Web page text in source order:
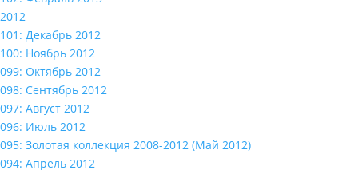
2012
101: Декабрь 2012
100: Ноябрь 2012
099: Октябрь 2012
098: Сентябрь 2012
097: Август 2012
096: Июль 2012
095: Золотая коллекция 2008-2012 (Май 2012)
094: Апрель 2012